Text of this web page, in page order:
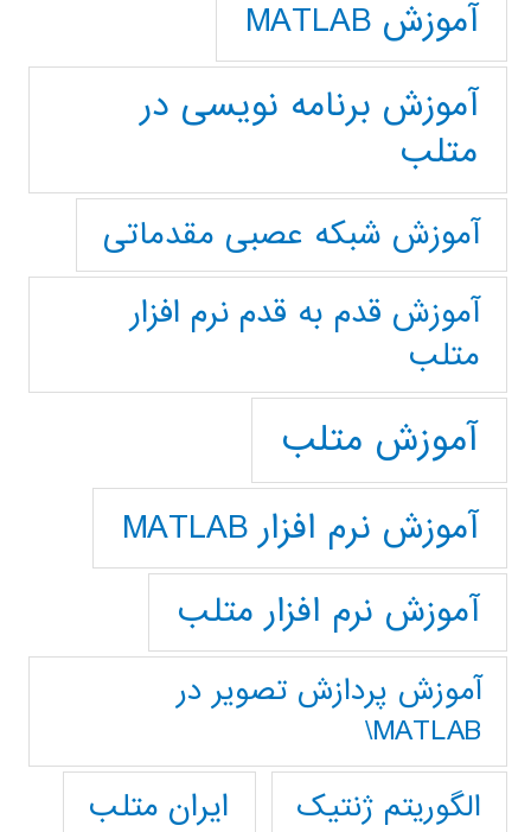
آموزش MATLAB
آموزش برنامه نویسی در
متلب
آموزش شبکه عصبی مقدماتی
آموزش قدم به قدم نرم افزار
متلب
آموزش متلب
آموزش نرم افزار MATLAB
آموزش نرم افزار متلب
آموزش پردازش تصوير در
MATLAB\
الگوریتم ژنتیک
ایران متلب